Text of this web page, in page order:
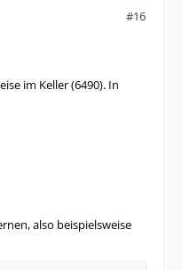
#16
im Keller (6490). In
also beispielsweise